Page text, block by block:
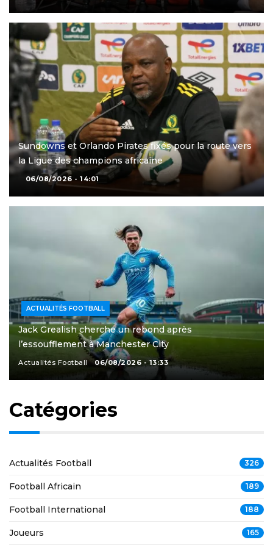
Sundowns et Orlando Pirates fixés pour la route vers
la Ligue des champions africaine
06/08/2026 - 14:01
ACTUALITÉS FOOTBALL
Jack Grealish cherche un rebond après
l’essoufflement à Manchester City
Actualités Football 06/08/2026 - 13:33
Catégories
Actualités Football 326
Football Africain 189
Football International 188
Joueurs 165